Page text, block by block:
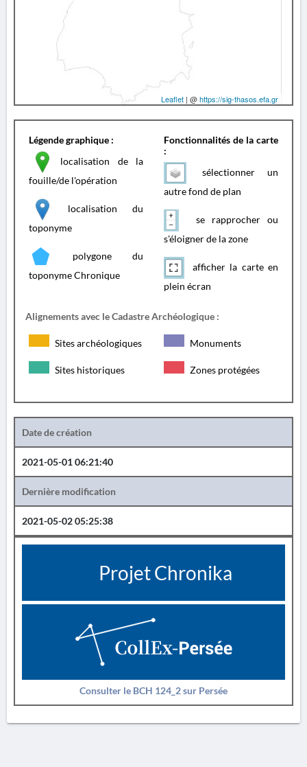
Leaflet | @https://sig-thasos.efa.gr
Légende graphique :
localisation de la
fouille/de l'opération
localisation du
toponyme
polygone du
toponyme Chronique
Fonctionnalités de la carte
:
sélectionner un
autre fond de plan
se rapprocher ou
s'éloigner de la zone
afficher la carte en
plein écran
Alignements avec le Cadastre Archéologique :
Sites archéologiques Monuments
Sites historiques Zones protégées
Date de création
2021-05-01 06:21:40
Dernière modification
2021-05-02 05:25:38
Projet Chronika
Consulter le BCH 124_2 sur Persée